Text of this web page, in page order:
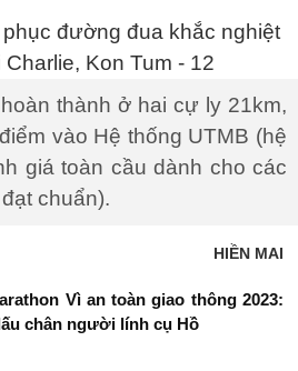
thành ở hai cự ly 21km,
vào Hệ thống UTMB (hệ
giá toàn cầu dành cho các
chuẩn).
HIỀN MAI
Vì an toàn giao thông 2023:
chân người lính cụ Hồ